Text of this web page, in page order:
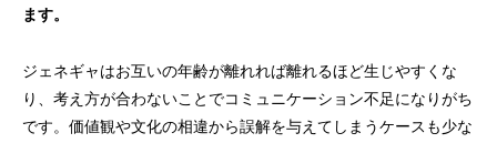
ます。
ジェネギャはお互いの年齢が離れれば離れるほど生じやすくな
り、考え方が合わないことでコミュニケーション不足になりがち
です。価値観や文化の相違から誤解を与えてしまうケースも少な